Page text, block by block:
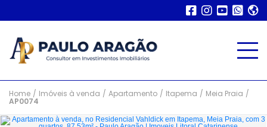
Home / Imóveis à venda / Apartamento / Itapema / Meia Praia /
AP0074